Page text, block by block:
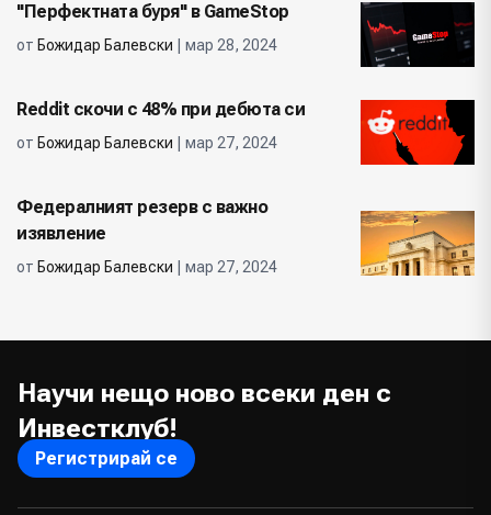
"Перфектната буря" в GameStop
от Божидар Балевски | мар 28, 2024
Reddit скочи с 48% при дебюта си
от Божидар Балевски | мар 27, 2024
Федералният резерв с важно
изявление
от Божидар Балевски | мар 27, 2024
Научи нещо ново всеки ден с
Инвестклуб!
Регистрирай се